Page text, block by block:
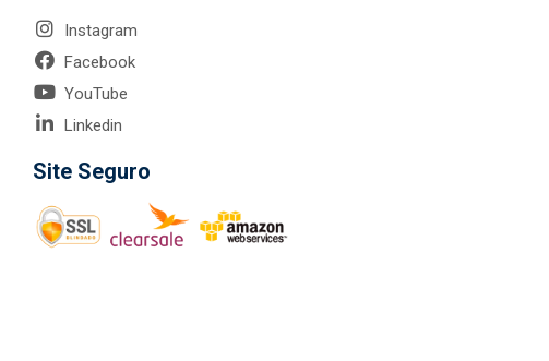
Instagram
Facebook
YouTube
Linkedin
Site Seguro